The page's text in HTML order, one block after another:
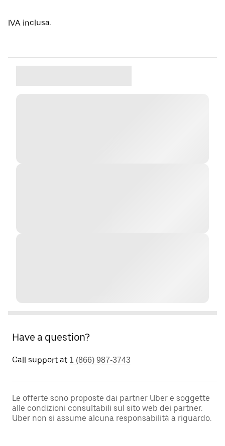
IVA inclusa.
Have a question?
Call support at 1 (866) 987-3743
Le offerte sono proposte dai partner Uber e soggette
alle condizioni consultabili sul sito web dei partner.
Uber non si assume alcuna responsabilità a riguardo.